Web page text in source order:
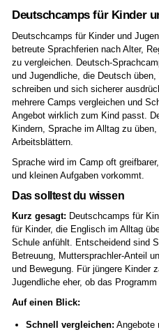
Deutschcamps für Kinder
Deutschcamps für Kinder und
betreute Sprachferien nach Alter,
zu vergleichen. Deutsch-
und Jugendliche, die Deutsch
schreiben und sich sicherer
mehrere Camps vergleichen und
Angebot wirklich zum Kind passt.
Kindern, Sprache im Alltag zu
Arbeitsblättern.
Sprache wird im Camp oft
und kleinen Aufgaben vorkommt.
Das solltest du wissen
Kurz gesagt: Deutschcamps für
für Kinder, die Englisch im Alltag
Schule anfühlt. Entscheidend sind
Betreuung, Muttersprachler-Anteil
und Bewegung. Für jüngere Kinder
Jugendliche eher, ob das
Auf einen Blick:
Schnell vergleichen: Angebote